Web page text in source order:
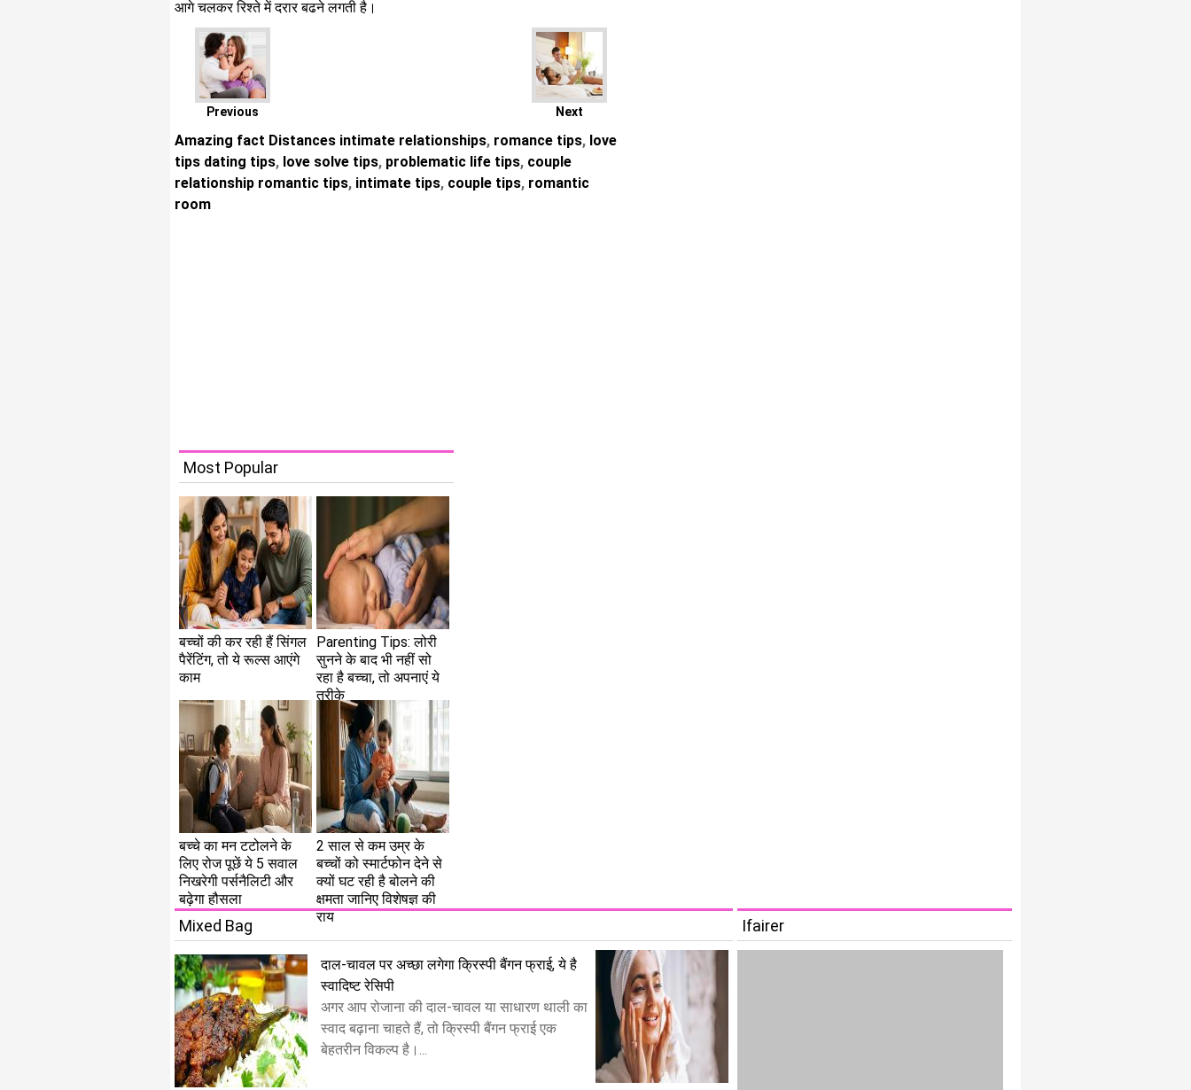
आगे चलकर रिश्ते में दरार बढने लगती है।
Previous Next
Amazing fact Distances intimate relationships, romance tips, love
tips dating tips, love solve tips, problematic life tips, couple
relationship romantic tips, intimate tips, couple tips, romantic
room
Most Popular
बच्चों की कर रही हैं सिंगल
पैरेंटिंग, तो ये रूल्स आएंगे
काम
Parenting Tips: लोरी
सुनने के बाद भी नहीं सो
रहा है बच्चा, तो अपनाएं ये
तरीके
बच्चे का मन टटोलने के
लिए रोज पूछें ये 5 सवाल
निखरेगी पर्सनैलिटी और
बढ़ेगा हौसला
2 साल से कम उम्र के
बच्चों को स्मार्टफोन देने से
क्यों घट रही है बोलने की
क्षमता जानिए विशेषज्ञ की
राय
Mixed Bag
दाल-चावल पर अच्छा लगेगा क्रिस्पी बैंगन फ्राई, ये है
स्वादिष्ट रेसिपी
अगर आप रोजाना की दाल-चावल या साधारण थाली का
स्वाद बढ़ाना चाहते हैं, तो क्रिस्पी बैंगन फ्राई एक
बेहतरीन विकल्प है।...
Ifairer